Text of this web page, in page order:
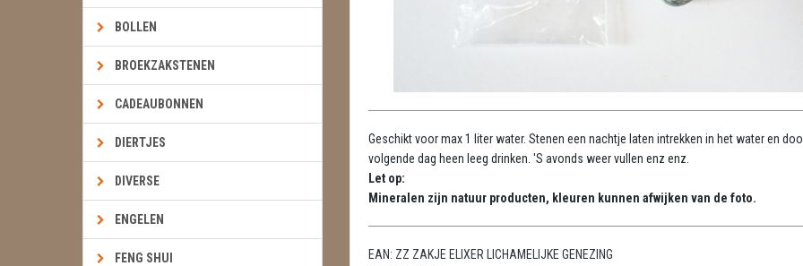
BOLLEN
BROEKZAKSTENEN
CADEAUBONNEN
DIERTJES
DIVERSE
ENGELEN
FENG SHUI
Geschikt voor max 1 liter water. Stenen een nachtje laten intrekken in het water en
volgende dag heen leeg drinken. 'S avonds weer vullen enz enz.
Let op:
Mineralen zijn natuur producten, kleuren kunnen afwijken van de foto.
EAN: ZZ ZAKJE ELIXER LICHAMELIJKE GENEZING